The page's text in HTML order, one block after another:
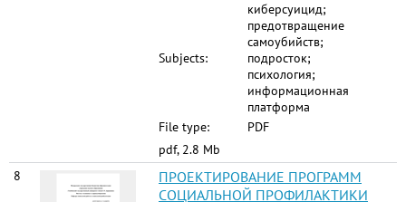
Subjects:
киберсуицид;
предотвращение
самоубийств;
подросток;
психология;
информационная
платформа
File type:
PDF
pdf, 2.8 Mb
8
ПРОЕКТИРОВАНИЕ ПРОГРАММ
СОЦИАЛЬНОЙ ПРОФИЛАКТИКИ